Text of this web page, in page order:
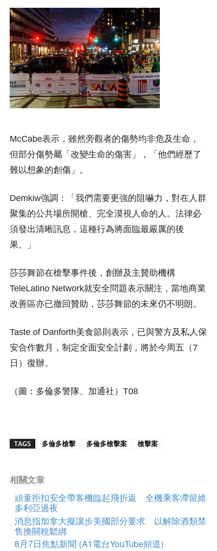
McCabe表示，雖然旁觀者的傷勢均非危及生命，
但部分傷勢屬「改變生命的傷害」，「他們經歷了
難以想象的創傷」。
Demkiw強調：「我們需要更強的阻嚇力，對在人群
聚集的公共場所開槍、完全漠視人命的人。法律必
須發出清晰訊息，這種行為將面臨最嚴厲的後
果。」
莎莎舞節在槍擊事件後，創辦及主贊助機構
TeleLatino Network就安全問題表示關注，當地商業
改善區亦已撤回贊助，莎莎舞節的未來仍不明朗。
Taste of Danforth美食節則表示，已與警方及私人保
安合作數月，制定全面安全計劃，將於今周五（7
日）復辦。
（圖：多倫多警隊、加通社）T08
TAGS 多倫多槍擊 多倫多槍擊案 槍擊案
相關文章
頑童拒扣安全帶客機臨起飛折返 全機乘客滯留維
多利亞過夜
消息指加拿大擬讓步美國部分要求 以解除酒類禁
售換關稅鬆綁
8月7日焦點新聞 (A1電台YouTube頻道)